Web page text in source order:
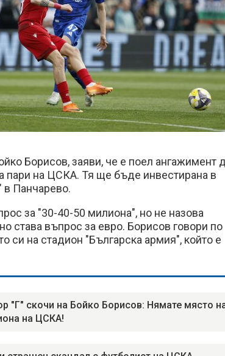
Борисов, заяви, че е поел ангажимент
пари на ЦСКА. Тя ще бъде инвестирана в
в Панчарево.
за "30-40-50 милиона", но не назова
става въпрос за евро. Борисов говори по
си на стадион "Българска армия", който е
"Г" скочи на Бойко Борисов: Нямате място
на ЦСКА!